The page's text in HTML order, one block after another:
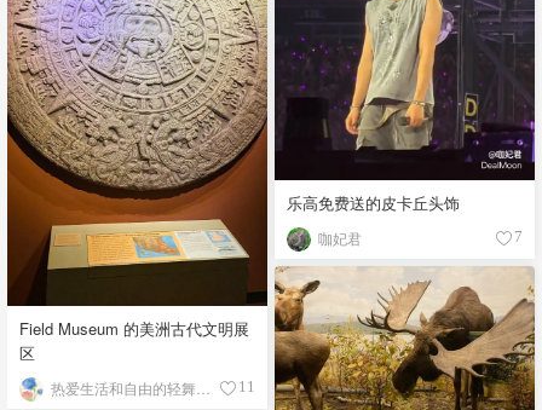
乐高免费送的皮卡丘头饰
咖妃君 7
Field Museum 的美洲古代文明展
区
11